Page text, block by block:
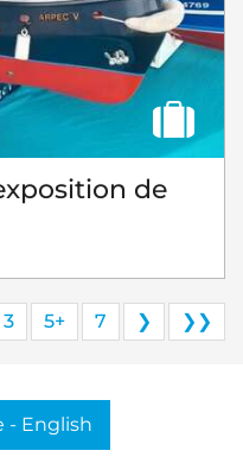
de
3 5+ 7 ❯ ❯❯
- English